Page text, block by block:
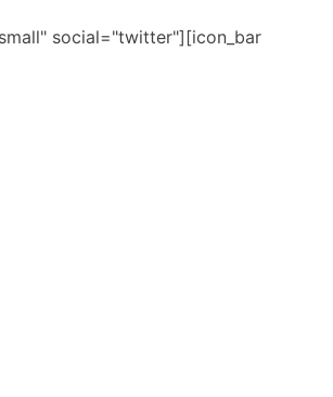
social="twitter"][icon_bar